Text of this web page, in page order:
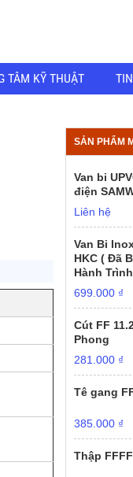
TÂM KỸ THUẬT
SẢN PHẨM
Van bi
điện
Liên hệ
Van Bi
HKC ( Đã
Hành
699.000 ₫
Cút FF
Phong
281.000 ₫
Tê gang
385.000 ₫
Thập